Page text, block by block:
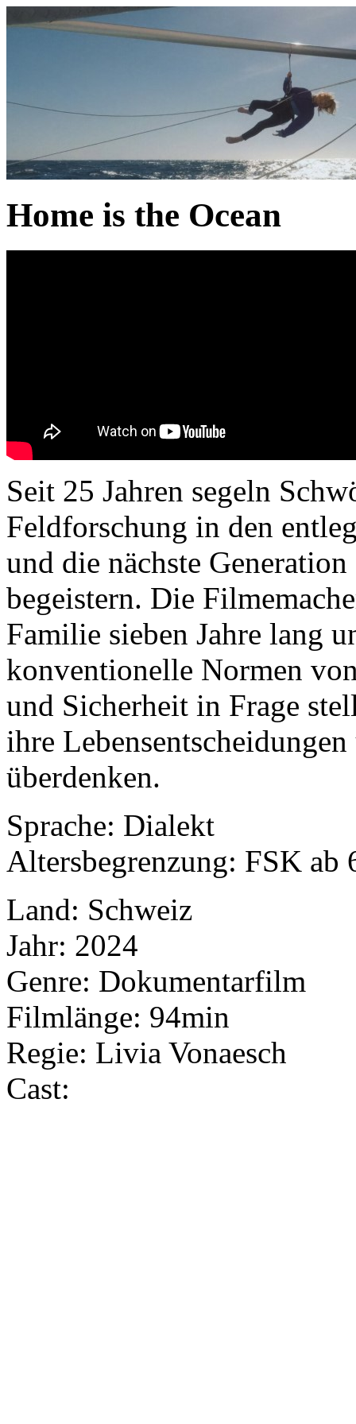
Home is the Ocean
Seit 25 Jahren segeln
Feldforschung in den
und die nächste
begeistern. Die
Familie sieben Jahre lang
konventionelle Normen
und Sicherheit in Frage
ihre
überdenken.
Sprache: Dialekt
Altersbegrenzung: FSK ab
Land: Schweiz
Jahr: 2024
Genre: Dokumentarfilm
Filmlänge: 94min
Regie: Livia Vonaesch
Cast: